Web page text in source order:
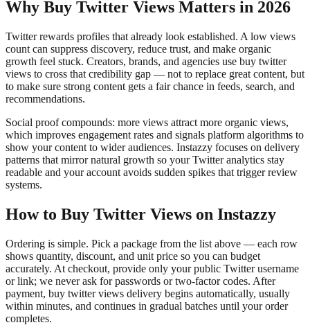
Why Buy Twitter Views Matters in 2026
Twitter rewards profiles that already look established. A low views
count can suppress discovery, reduce trust, and make organic
growth feel stuck. Creators, brands, and agencies use buy twitter
views to cross that credibility gap — not to replace great content, but
to make sure strong content gets a fair chance in feeds, search, and
recommendations.
Social proof compounds: more views attract more organic views,
which improves engagement rates and signals platform algorithms to
show your content to wider audiences. Instazzy focuses on delivery
patterns that mirror natural growth so your Twitter analytics stay
readable and your account avoids sudden spikes that trigger review
systems.
How to Buy Twitter Views on Instazzy
Ordering is simple. Pick a package from the list above — each row
shows quantity, discount, and unit price so you can budget
accurately. At checkout, provide only your public Twitter username
or link; we never ask for passwords or two-factor codes. After
payment, buy twitter views delivery begins automatically, usually
within minutes, and continues in gradual batches until your order
completes.